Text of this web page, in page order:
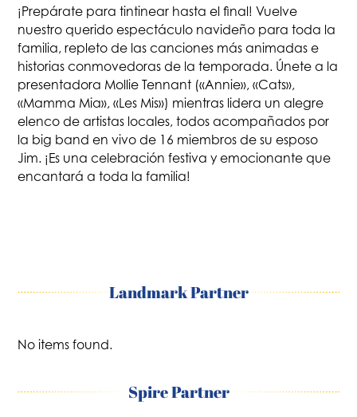
¡Prepárate para tintinear hasta el final! Vuelve
nuestro querido espectáculo navideño para toda la
familia, repleto de las canciones más animadas e
historias conmovedoras de la temporada. Únete a la
presentadora Mollie Tennant («Annie», «Cats»,
«Mamma Mia», «Les Mis») mientras lidera un alegre
elenco de artistas locales, todos acompañados por
la big band en vivo de 16 miembros de su esposo
Jim. ¡Es una celebración festiva y emocionante que
encantará a toda la familia!
Landmark Partner
No items found.
Spire Partner